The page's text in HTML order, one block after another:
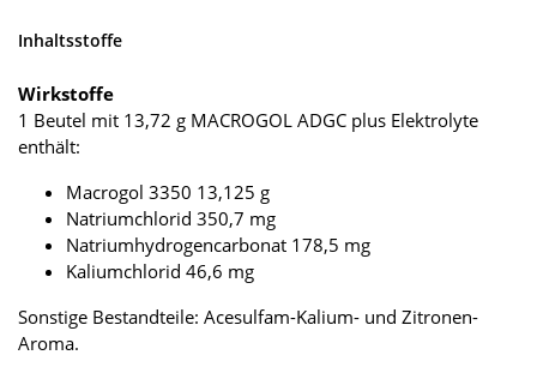
Inhaltsstoffe
Wirkstoffe
1 Beutel mit 13,72 g MACROGOL ADGC plus Elektrolyte
enthält:
Macrogol 3350 13,125 g
Natriumchlorid 350,7 mg
Natriumhydrogencarbonat 178,5 mg
Kaliumchlorid 46,6 mg
Sonstige Bestandteile: Acesulfam-Kalium- und Zitronen-
Aroma.